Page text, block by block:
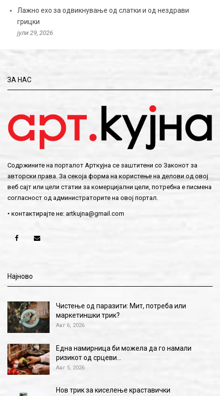
Лажно ехо за одвикнување од слатки и од нездрави
грицки
јули 29, 2026
ЗА НАС
Содржините на порталот Арткујна се заштитени со Законот за
авторски права. За секоја форма на користење на делови од овој
веб сајт или цели статии за комерцијални цели, потребна е писмена
согласност од администраторите на овој портал.
• контактирајте не: artkujna@gmail.com
Најново
Чистење од паразити: Мит, потреба или
маркетиншки трик?
Авг 6, 2026
Една намирница би можела да го намали
ризикот од срцеви…
Авг 5, 2026
Нов трик за киселење краставички